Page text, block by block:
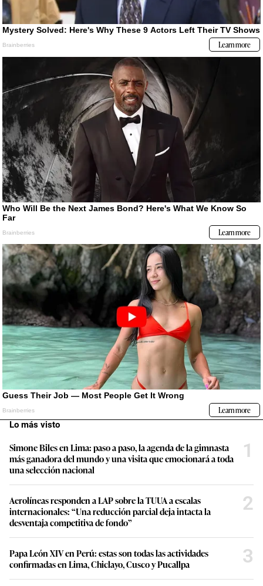
Lo más visto
Simone Biles en Lima: paso a paso, la agenda de la gimnasta
más ganadora del mundo y una visita que emocionará a toda
una selección nacional
1
Aerolíneas responden a LAP sobre la TUUA a escalas
internacionales: “Una reducción parcial deja intacta la
desventaja competitiva de fondo”
2
Papa León XIV en Perú: estas son todas las actividades
confirmadas en Lima, Chiclayo, Cusco y Pucallpa
3